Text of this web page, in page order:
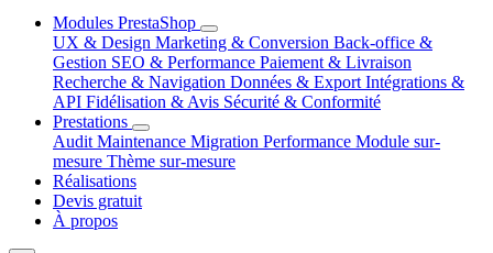
Modules PrestaShop
UX & Design Marketing & Conversion Back-office &
Gestion SEO & Performance Paiement & Livraison
Recherche & Navigation Données & Export Intégrations &
API Fidélisation & Avis Sécurité & Conformité
Prestations
Audit Maintenance Migration Performance Module sur-
mesure Thème sur-mesure
Réalisations
Devis gratuit
À propos